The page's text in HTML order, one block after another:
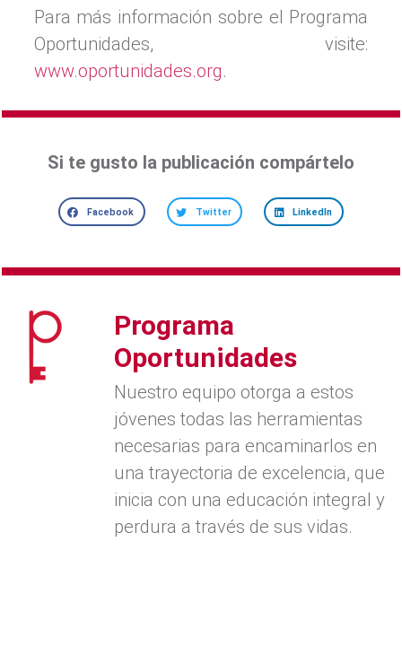
Para más información sobre el Programa
Oportunidades, visite:
www.oportunidades.org.
Si te gusto la publicación compártelo
Facebook Twitter LinkedIn
Programa
Oportunidades
Nuestro equipo otorga a estos
jóvenes todas las herramientas
necesarias para encaminarlos en
una trayectoria de excelencia, que
inicia con una educación integral y
perdura a través de sus vidas.